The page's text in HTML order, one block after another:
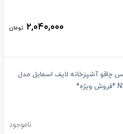
۲,۰۴۰,۰۰۰ تومان
آشپزخانه لایف اسمایل مدل
ناموجود